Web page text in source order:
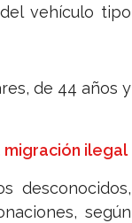
vehículo tipo
de 44 años y
migración ilegal
desconocidos,
según